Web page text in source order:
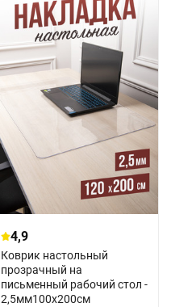
4,9
Коврик настольный
прозрачный на
письменный рабочий стол -
2,5мм100x200см